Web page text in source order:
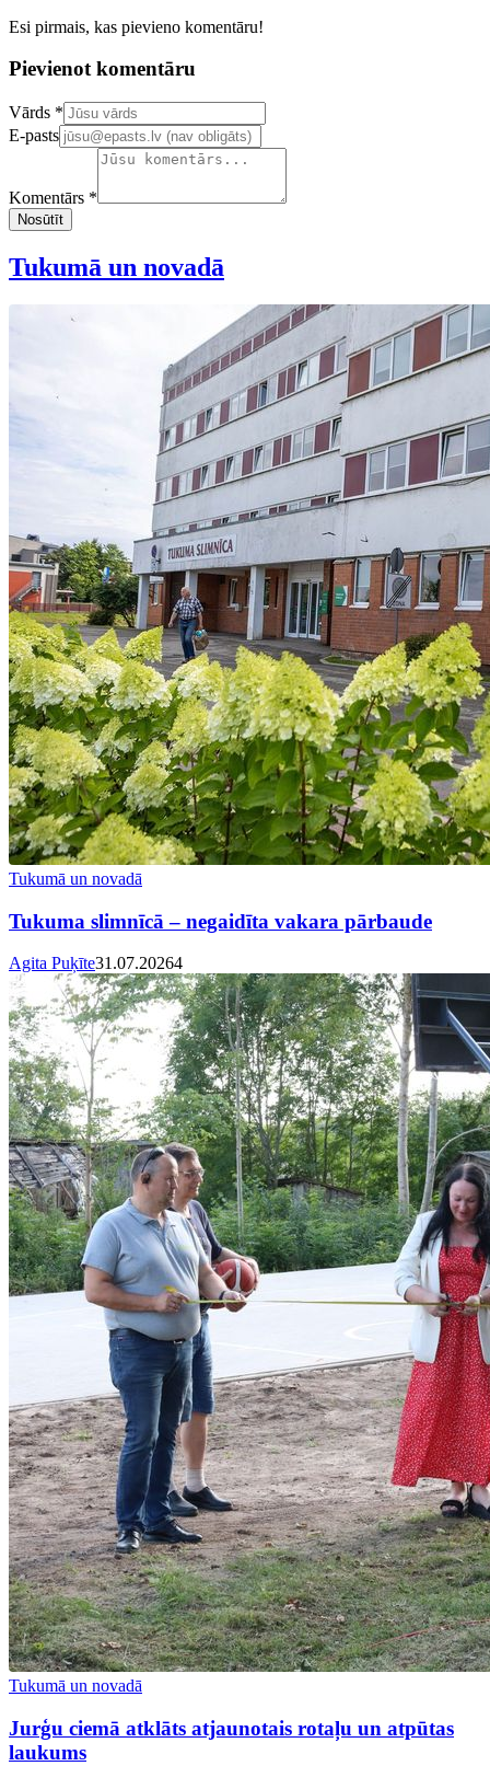
Esi pirmais, kas pievieno komentāru!
Pievienot komentāru
Confirm your email address
Vārds *
E-pasts
Komentārs *
Nosūtīt
Tukumā un novadā
Tukumā un novadā
Tukuma slimnīcā – negaidīta vakara pārbaude
Agita Puķīte31.07.20264
Tukumā un novadā
Jurģu ciemā atklāts atjaunotais rotaļu un atpūtas
laukums